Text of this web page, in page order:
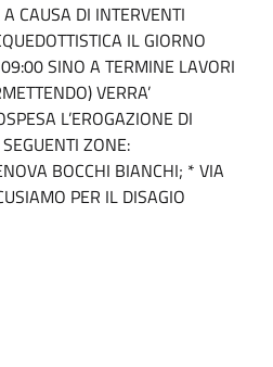
CAUSA DI INTERVENTI
IL GIORNO
SINO A TERMINE LAVORI
VERRA’
L’EROGAZIONE DI
ZONE:
BOCCHI BIANCHI; * VIA
PER IL DISAGIO